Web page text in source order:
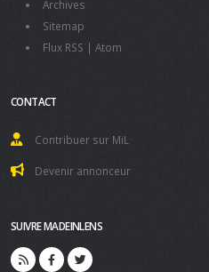
Archives
Sitemap
Flux RSS | Atom
CONTACT
Contribuer sur MiL
Devenir annonceur
SUIVRE MADEINLENS